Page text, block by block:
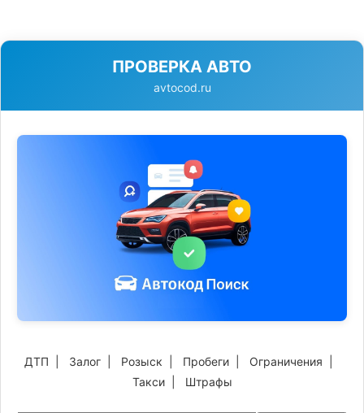
ПРОВЕРКА АВТО
avtocod.ru
ДТП Залог Розыск Пробеги Ограничения
Такси| Штрафы